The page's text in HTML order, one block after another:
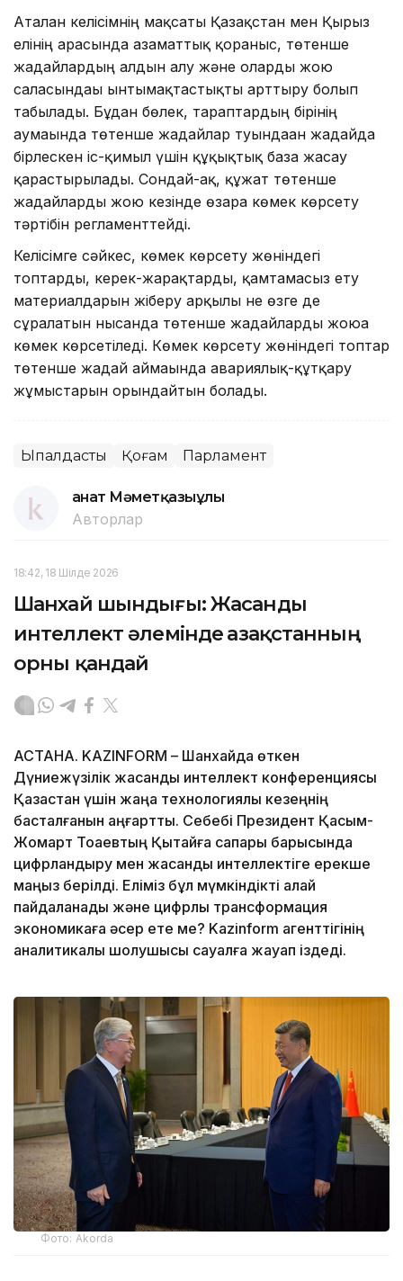
Аталған келісімнің мақсаты Қазақстан мен Қырғыз
елінің арасында азаматтық қорғаныс, төтенше
жағдайлардың алдын алу және оларды жою
саласындағы ынтымақтастықты арттыру болып
табылады. Бұдан бөлек, тараптардың бірінің
аумағында төтенше жағдайлар туындаған жағдайда
бірлескен іс-қимыл үшін құқықтық база жасау
қарастырылады. Сондай-ақ, құжат төтенше
жағдайларды жою кезінде өзара көмек көрсету
тәртібін регламенттейді.
Келісімге сәйкес, көмек көрсету жөніндегі
топтарды, керек-жарақтарды, қамтамасыз ету
материалдарын жіберу арқылы не өзге де
сұралатын нысанда төтенше жағдайларды жоюға
көмек көрсетіледі. Көмек көрсету жөніндегі топтар
төтенше жағдай аймағында авариялық-құтқару
жұмыстарын орындайтын болады.
Ықпалдастық Қоғам Парламент
Қанат Мәметқазыұлы
Авторлар
18:42, 18 Шілде 2026
Шанхай шындығы: Жасанды
интеллект әлемінде Қазақстанның
орны қандай
АСТАНА. KAZINFORM – Шанхайда өткен
Дүниежүзілік жасанды интеллект конференциясы
Қазақстан үшін жаңа технологиялық кезеңнің
басталғанын аңғартты. Себебі Президент Қасым-
Жомарт Тоқаевтың Қытайға сапары барысында
цифрландыру мен жасанды интеллектіге ерекше
маңыз берілді. Еліміз бұл мүмкіндікті қалай
пайдаланады және цифрлық трансформация
экономикаға әсер ете ме? Kazinform агенттігінің
аналитикалық шолушысы сауалға жауап іздеді.
Фото: Аkorda